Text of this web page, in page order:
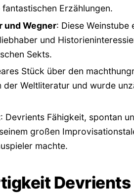
Erzählungen.
und Wegner: Diese
und
Sekts.
Stück über den
der Weltliteratur und wurde
: Devrients Fähigkeit, spontan
großen
machte.
Devrients